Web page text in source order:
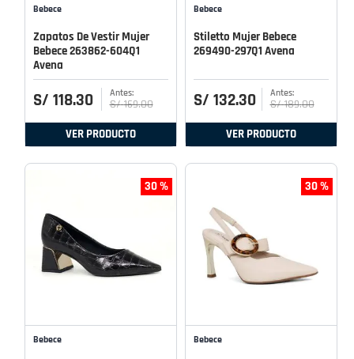
Bebece
Zapatos De Vestir Mujer
Bebece 263862-604Q1
Avena
S/ 118.30 S/ 169.00
VER PRODUCTO
Bebece
Stiletto Mujer Bebece
269490-297Q1 Avena
S/ 132.30 S/ 189.00
VER PRODUCTO
30 %
Bebece
30 %
Bebece